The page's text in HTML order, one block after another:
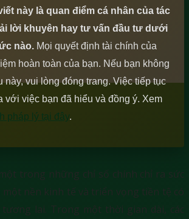
này là quan điểm cá nhân của tác
lời khuyên hay tư vấn đầu tư dưới
nào. Mọi quyết định tài chính của
hoàn toàn của bạn. Nếu bạn không
này, vui lòng đóng trang. Việc tiếp tục
với việc bạn đã hiểu và đồng ý. Xem
pháp lý tại đây.
trong những chỉ số chính chỉ ra sức
một nền kinh tế và triển vọng tiền tệ có
lai. Trong một thời gian dài, các